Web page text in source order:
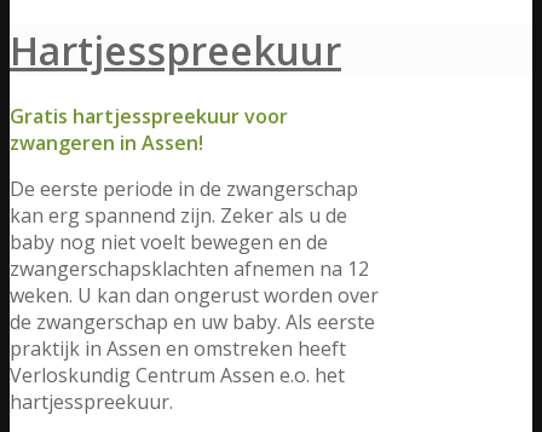
Hartjesspreekuur
Gratis hartjesspreekuur voor
zwangeren in Assen!
De eerste periode in de zwangerschap
kan erg spannend zijn. Zeker als u de
baby nog niet voelt bewegen en de
zwangerschapsklachten afnemen na 12
weken. U kan dan ongerust worden over
de zwangerschap en uw baby. Als eerste
praktijk in Assen en omstreken heeft
Verloskundig Centrum Assen e.o. het
hartjesspreekuur.